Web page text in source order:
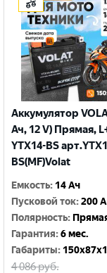
Аккумулятор
Ач, 12 V) Прямая,
YTX14-BS
BS(MF)Volat
Емкость: 14 Ач
Пусковой ток:200 A
Полярность:
Гарантия:6 мес.
Габариты:
4 086руб.